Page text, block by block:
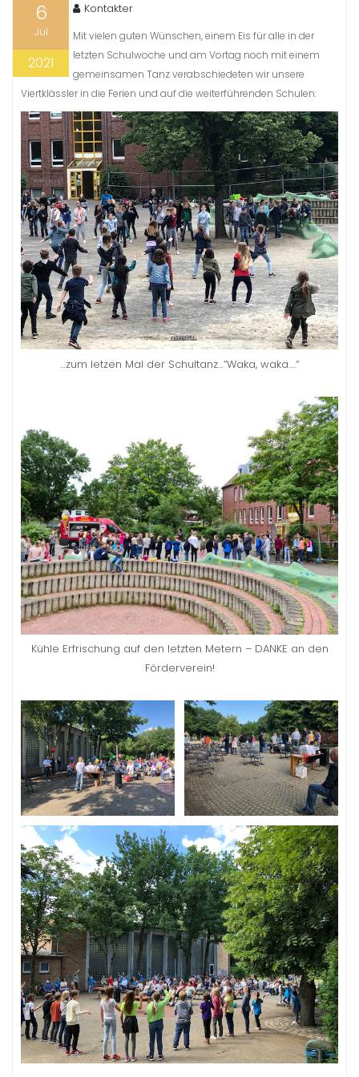
6
Jul
2021
Kontakter
Mit vielen guten Wünschen, einem Eis für alle in der
letzten Schulwoche und am Vortag noch mit einem
gemeinsamen Tanz verabschiedeten wir unsere
Viertklässler in die Ferien und auf die weiterführenden Schulen:
…zum letzen Mal der Schultanz…“Waka, waka….“
Kühle Erfrischung auf den letzten Metern – DANKE an den
Förderverein!